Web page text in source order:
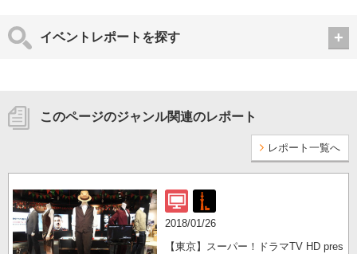
イベントレポートを探す
このページのジャンル関連のレポート
レポート一覧へ
2018/01/26
【東京】スーパー！ドラマTV HD pres